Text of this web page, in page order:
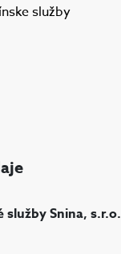
služby
služby Snina, s.r.o.